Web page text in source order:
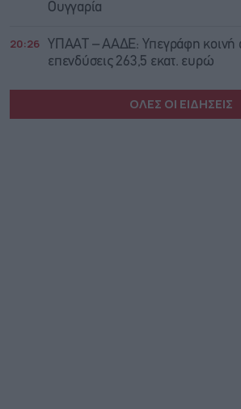
Ουγγαρία
20:26
ΥΠΑΑΤ – ΑΑΔΕ: Υπεγράφη κοινή
επενδύσεις 263,5 εκατ. ευρώ
ΟΛΕΣ ΟΙ ΕΙΔΗΣΕΙΣ